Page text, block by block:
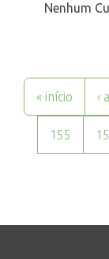
Nenhum
Páginas
« início ‹
155